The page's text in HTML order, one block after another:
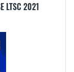
LTSC 2021